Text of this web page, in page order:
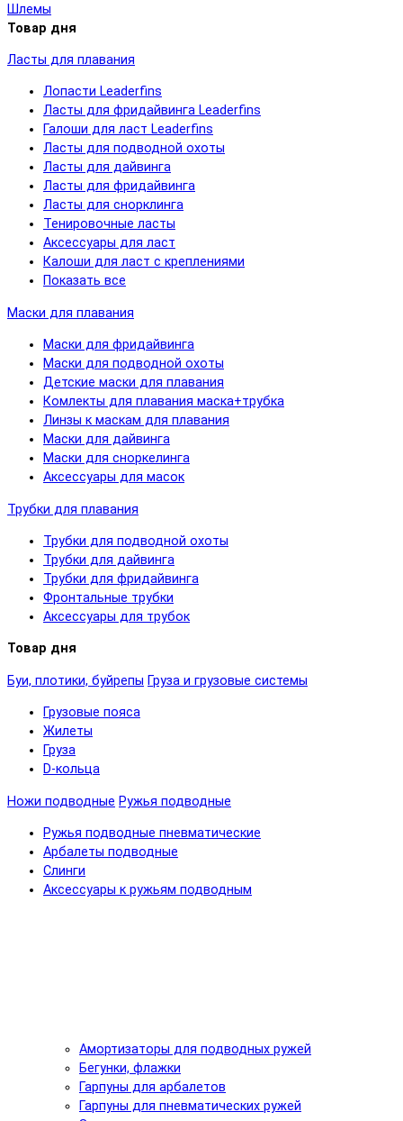
Шлемы
Товар дня
Ласты для плавания
Лопасти Leaderfins
Ласты для фридайвинга Leaderfins
Галоши для ласт Leaderfins
Ласты для подводной охоты
Ласты для дайвинга
Ласты для фридайвинга
Ласты для снорклинга
Тенировочные ласты
Аксессуары для ласт
Калоши для ласт с креплениями
Показать все
Маски для плавания
Маски для фридайвинга
Маски для подводной охоты
Детские маски для плавания
Комлекты для плавания маска+трубка
Линзы к маскам для плавания
Маски для дайвинга
Маски для сноркелинга
Аксессуары для масок
Трубки для плавания
Трубки для подводной охоты
Трубки для дайвинга
Трубки для фридайвинга
Фронтальные трубки
Аксессуары для трубок
Товар дня
Буи, плотики, буйрепы Груза и грузовые системы
Грузовые пояса
Жилеты
Груза
D-кольца
Ножи подводные Ружья подводные
Ружья подводные пневматические
Арбалеты подводные
Слинги
Аксессуары к ружьям подводным
Амортизаторы для подводных ружей
Бегунки, флажки
Гарпуны для арбалетов
Гарпуны для пневматических ружей